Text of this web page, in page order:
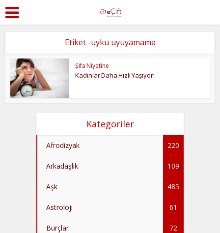
Etiket -uyku uyuyamama
Şifa Niyetine
Kadınlar Daha Hızlı Yaşıyor!
Kategoriler
Afrodizyak 220
Arkadaşlık 109
Aşk 485
Astroloji 61
Burçlar 72